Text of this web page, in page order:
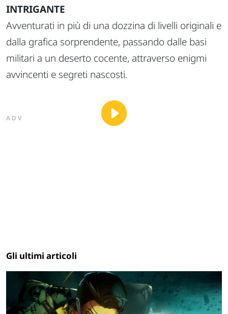
INTRIGANTE
Avventurati in più di una dozzina di livelli originali e
dalla grafica sorprendente, passando dalle basi
militari a un deserto cocente, attraverso enigmi
avvincenti e segreti nascosti.
ADV
Gli ultimi articoli